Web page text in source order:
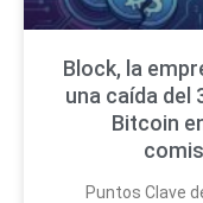
Block, la
una caída del
Bitcoin
Puntos Clave